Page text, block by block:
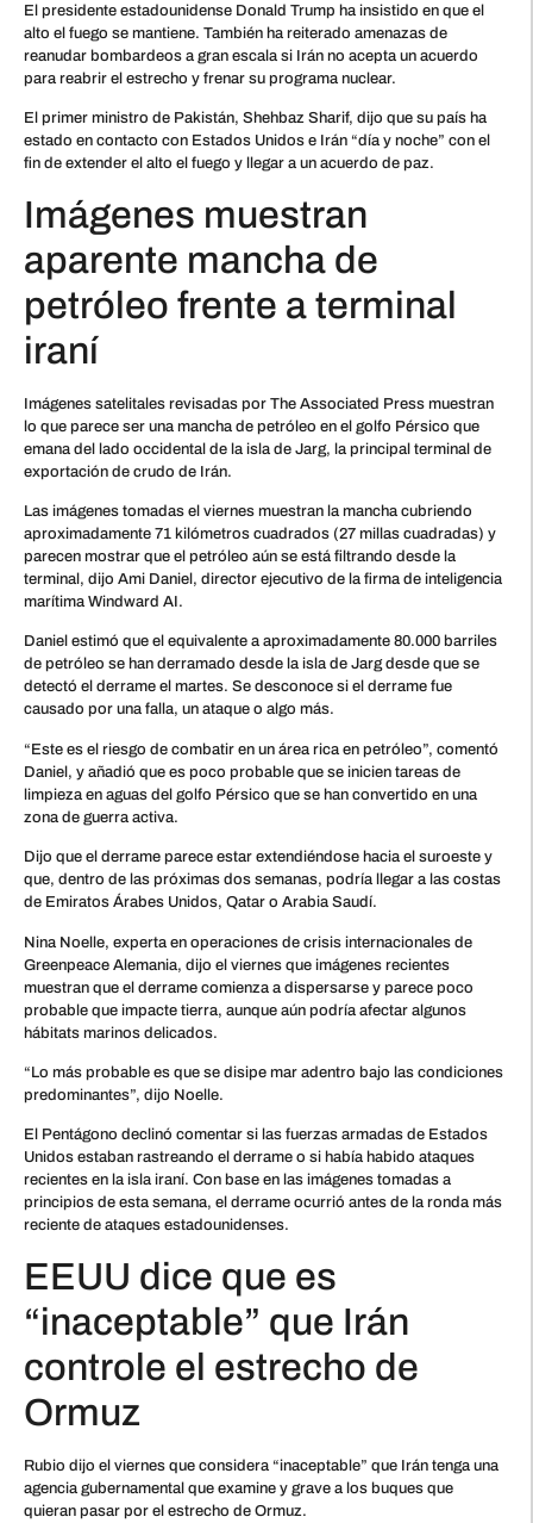
El presidente estadounidense Donald Trump ha insistido en que el
alto el fuego se mantiene. También ha reiterado amenazas de
reanudar bombardeos a gran escala si Irán no acepta un acuerdo
para reabrir el estrecho y frenar su programa nuclear.
El primer ministro de Pakistán, Shehbaz Sharif, dijo que su país ha
estado en contacto con Estados Unidos e Irán “día y noche” con el
fin de extender el alto el fuego y llegar a un acuerdo de paz.
Imágenes muestran
aparente mancha de
petróleo frente a terminal
iraní
Imágenes satelitales revisadas por The Associated Press muestran
lo que parece ser una mancha de petróleo en el golfo Pérsico que
emana del lado occidental de la isla de Jarg, la principal terminal de
exportación de crudo de Irán.
Las imágenes tomadas el viernes muestran la mancha cubriendo
aproximadamente 71 kilómetros cuadrados (27 millas cuadradas) y
parecen mostrar que el petróleo aún se está filtrando desde la
terminal, dijo Ami Daniel, director ejecutivo de la firma de inteligencia
marítima Windward AI.
Daniel estimó que el equivalente a aproximadamente 80.000 barriles
de petróleo se han derramado desde la isla de Jarg desde que se
detectó el derrame el martes. Se desconoce si el derrame fue
causado por una falla, un ataque o algo más.
“Este es el riesgo de combatir en un área rica en petróleo”, comentó
Daniel, y añadió que es poco probable que se inicien tareas de
limpieza en aguas del golfo Pérsico que se han convertido en una
zona de guerra activa.
Dijo que el derrame parece estar extendiéndose hacia el suroeste y
que, dentro de las próximas dos semanas, podría llegar a las costas
de Emiratos Árabes Unidos, Qatar o Arabia Saudí.
Nina Noelle, experta en operaciones de crisis internacionales de
Greenpeace Alemania, dijo el viernes que imágenes recientes
muestran que el derrame comienza a dispersarse y parece poco
probable que impacte tierra, aunque aún podría afectar algunos
hábitats marinos delicados.
“Lo más probable es que se disipe mar adentro bajo las condiciones
predominantes”, dijo Noelle.
El Pentágono declinó comentar si las fuerzas armadas de Estados
Unidos estaban rastreando el derrame o si había habido ataques
recientes en la isla iraní. Con base en las imágenes tomadas a
principios de esta semana, el derrame ocurrió antes de la ronda más
reciente de ataques estadounidenses.
EEUU dice que es
“inaceptable” que Irán
controle el estrecho de
Ormuz
Rubio dijo el viernes que considera “inaceptable” que Irán tenga una
agencia gubernamental que examine y grave a los buques que
quieran pasar por el estrecho de Ormuz.